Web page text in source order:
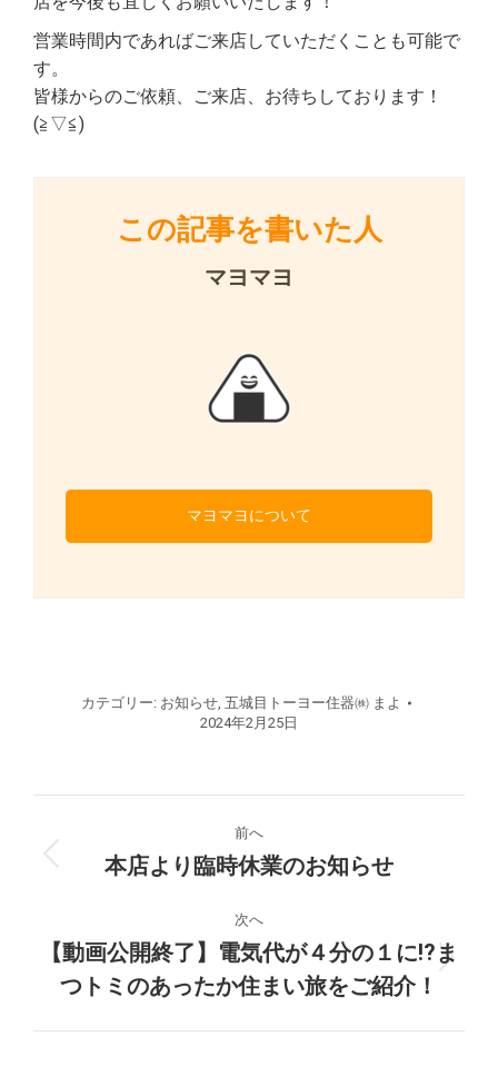
営業時間内であればご来店していただくことも可能で
す。
皆様からのご依頼、ご来店、お待ちしております！
(≧▽≦)
この記事を書いた人
マヨマヨ
マヨマヨについて
カテゴリー: お知らせ, 五城目トーヨー住器㈱ まよ
2024年2月25日
稿
ビ
前へ
前
投
稿:
本店より臨時休業のお知らせ
次へ
次
の
【動画公開終了】電気代が４分の１に!?ま
つトミのあったか住まい旅をご紹介！